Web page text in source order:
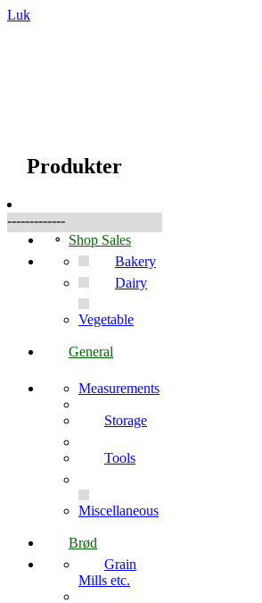
Luk
Produkter
-------------
Shop Sales
Bakery
Dairy
Vegetable
General
Measurements
Storage
Tools
Miscellaneous
Brød
Grain
Mills etc.